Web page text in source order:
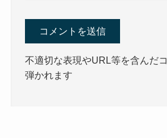
不適切な表現やURL等を含んだ
弾かれます